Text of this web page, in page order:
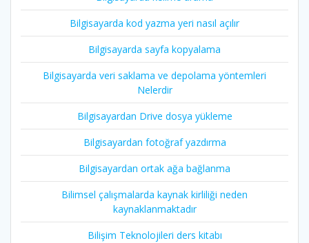
Bilgisayarda kod yazma yeri nasıl açılır
Bilgisayarda sayfa kopyalama
Bilgisayarda veri saklama ve depolama yöntemleri
Nelerdir
Bilgisayardan Drive dosya yükleme
Bilgisayardan fotoğraf yazdırma
Bilgisayardan ortak ağa bağlanma
Bilimsel çalışmalarda kaynak kirliliği neden
kaynaklanmaktadır
Bilişim Teknolojileri ders kitabı